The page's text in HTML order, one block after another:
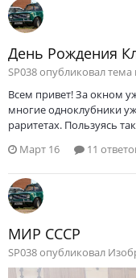
День Рождения
SP038 опубликовал тема
Всем привет! За окном
многие одноклубники
раритетах. Пользуясь
Март 16
11
МИР СССР
SP038 опубликовал